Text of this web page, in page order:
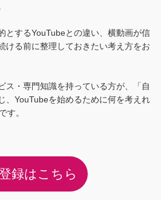
とするYouTubeとの違い、横動画が信
ける前に整理しておきたい考え方をお
ス・専門知識を持っている方が、「自
、YouTubeを始めるために何を考えれ
す。
録はこちら